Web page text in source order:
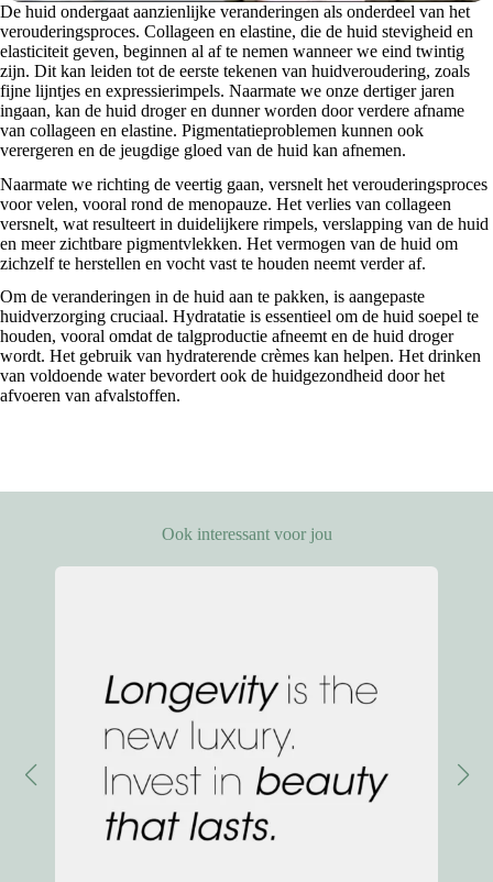
De huid ondergaat aanzienlijke veranderingen als onderdeel van het
verouderingsproces. Collageen en elastine, die de huid stevigheid en
elasticiteit geven, beginnen al af te nemen wanneer we eind twintig
zijn. Dit kan leiden tot de eerste tekenen van huidveroudering, zoals
fijne lijntjes en expressierimpels. Naarmate we onze dertiger jaren
ingaan, kan de huid droger en dunner worden door verdere afname
van collageen en elastine. Pigmentatieproblemen kunnen ook
verergeren en de jeugdige gloed van de huid kan afnemen.
Naarmate we richting de veertig gaan, versnelt het verouderingsproces
voor velen, vooral rond de menopauze. Het verlies van collageen
versnelt, wat resulteert in duidelijkere rimpels, verslapping van de huid
en meer zichtbare pigmentvlekken. Het vermogen van de huid om
zichzelf te herstellen en vocht vast te houden neemt verder af.
Om de veranderingen in de huid aan te pakken, is aangepaste
huidverzorging cruciaal. Hydratatie is essentieel om de huid soepel te
houden, vooral omdat de talgproductie afneemt en de huid droger
wordt. Het gebruik van hydraterende crèmes kan helpen. Het drinken
van voldoende water bevordert ook de huidgezondheid door het
afvoeren van afvalstoffen.
Ook interessant voor jou